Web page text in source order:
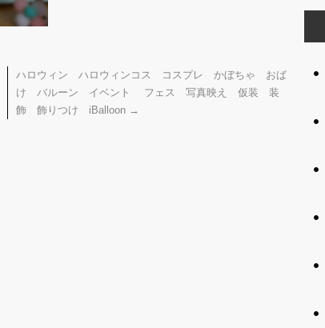
ハロウィン ハロウィンコス コスプレ かぼちゃ おば
け バルーン イベント フェス 写真映え 仮装 装
飾 飾りつけ iBalloon →